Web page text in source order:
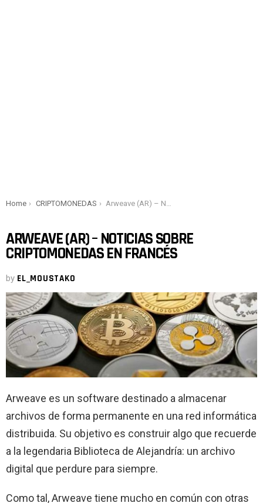
You are here:
Home CRIPTOMONEDAS Arweave (AR) – Noticias sobre criptomonedas en francés
ARWEAVE (AR) – NOTICIAS SOBRE
CRIPTOMONEDAS EN FRANCÉS
by EL_MOUSTAKO
Arweave es un software destinado a almacenar
archivos de forma permanente en una red informática
distribuida. Su objetivo es construir algo que recuerde
a la legendaria Biblioteca de Alejandría: un archivo
digital que perdure para siempre.
Como tal, Arweave tiene mucho en común con otras